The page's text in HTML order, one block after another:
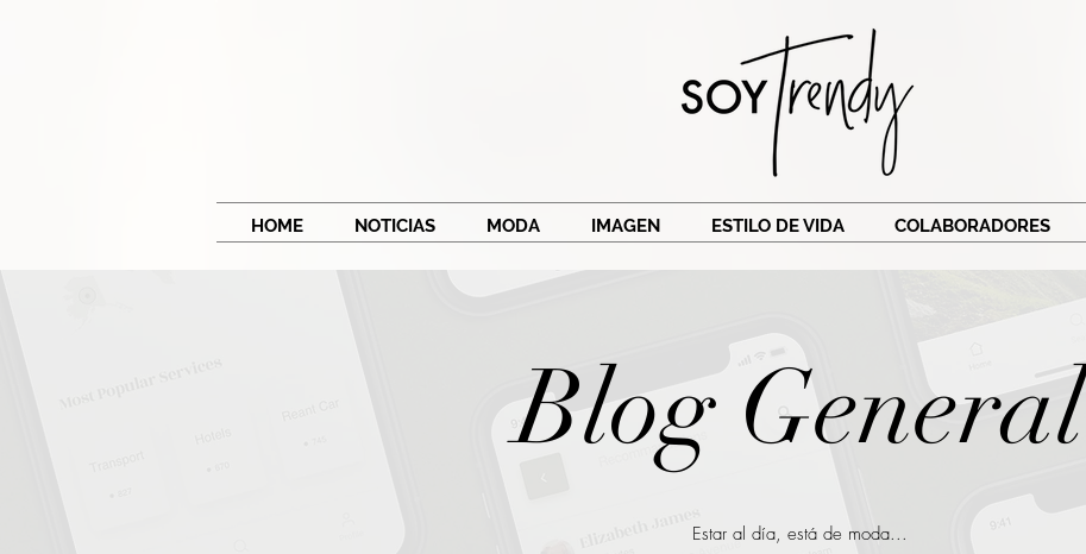
HOME NOTICIAS MODA IMAGEN ESTILO DE VIDA COLABORADORES
Blog General
Estar al día, está de moda...